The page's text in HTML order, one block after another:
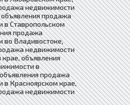
недвижимости
объявления продажа
в Ставропольском
продажа
во Владивостоке,
недвижимости
объявления
в
продажа
в Красноярском крае,
недвижимости